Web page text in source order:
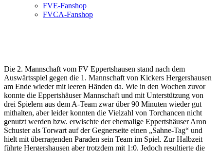
FVE-Fanshop
FVCA-Fanshop
Die 2. Mannschaft vom FV Eppertshausen stand nach dem
Auswärtsspiel gegen die 1. Mannschaft von Kickers Hergershausen
am Ende wieder mit leeren Händen da. Wie in den Wochen zuvor
konnte die Eppertshäuser Mannschaft und mit Unterstützung von
drei Spielern aus dem A-Team zwar über 90 Minuten wieder gut
mithalten, aber leider konnten die Vielzahl von Torchancen nicht
genutzt werden bzw. erwischte der ehemalige Eppertshäuser Aron
Schuster als Torwart auf der Gegnerseite einen „Sahne-Tag“ und
hielt mit überragenden Paraden sein Team im Spiel. Zur Halbzeit
führte Hergershausen aber trotzdem mit 1:0. Jedoch resultierte die